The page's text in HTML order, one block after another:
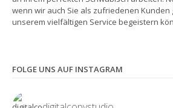
wenn wir auch Sie als zufriedenen Kunden
unserem vielfältigen Service begeistern
FOLGE UNS AUF INSTAGRAM